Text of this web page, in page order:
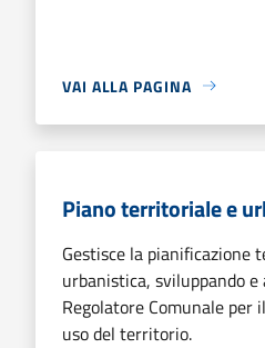
VAI ALLA PAGINA
Piano territoriale e
Gestisce la pianificazione
urbanistica, sviluppando
Regolatore Comunale per
uso del territorio.